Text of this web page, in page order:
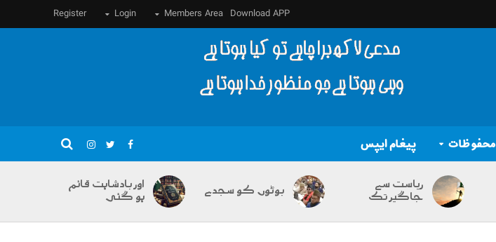
Download APP
Members Area
Login
Register
محفوظات پیغام ایپس
ریاست سے
جاگیر تک
بوٹوں کو سجدے
اور بادشاہت قائم
ہو گئی